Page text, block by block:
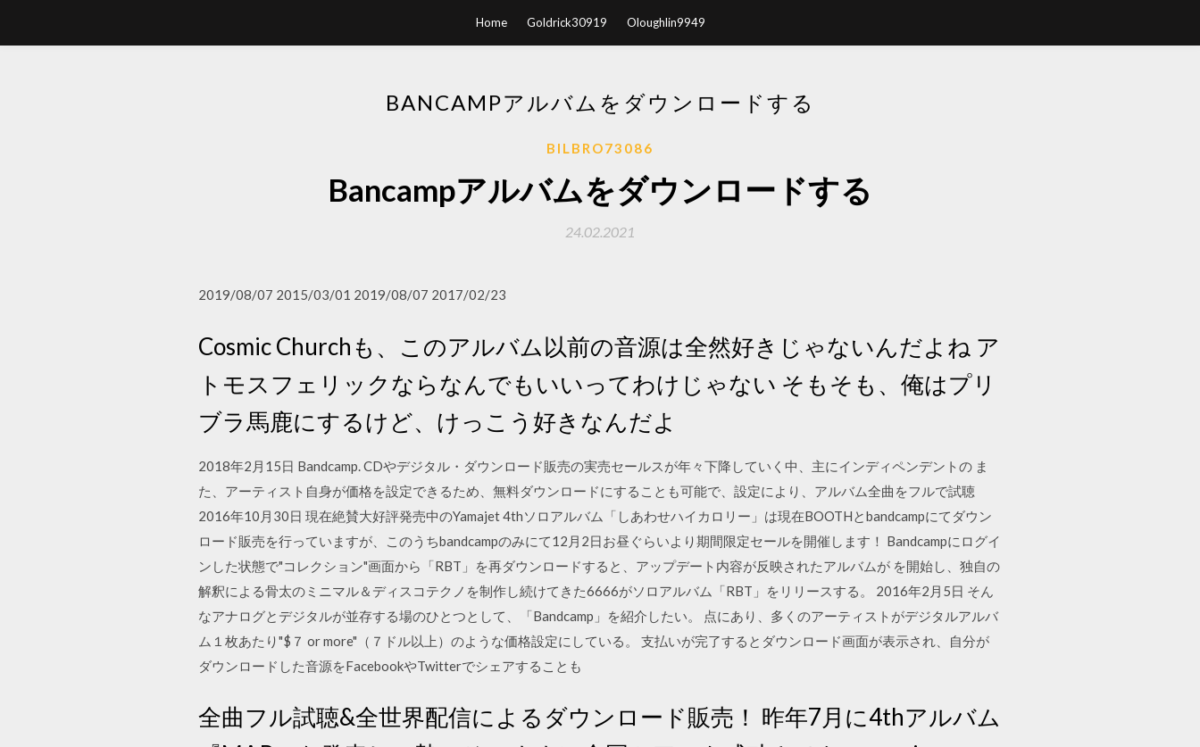
Home Goldrick30919 Oloughlin9949
BANCAMPアルバムをダウンロードする
BILBRO73086
Bancampアルバムをダウンロードする
24.02.2021
2019/08/07 2015/03/01 2019/08/07 2017/02/23
Cosmic Churchも、このアルバム以前の音源は全然好きじゃないんだよね ア
トモスフェリックならなんでもいいってわけじゃない そもそも、俺はプリ
ブラ馬鹿にするけど、けっこう好きなんだよ
2018年2月15日 Bandcamp. CDやデジタル・ダウンロード販売の実売セールスが年々下降していく中、主にインディペンデントの ま
た、アーティスト自身が価格を設定できるため、無料ダウンロードにすることも可能で、設定により、アルバム全曲をフルで試聴
2016年10月30日 現在絶賛大好評発売中のYamajet 4thソロアルバム「しあわせハイカロリー」は現在BOOTHとbandcampにてダウン
ロード販売を行っていますが、このうちbandcampのみにて12月2日お昼ぐらいより期間限定セールを開催します！ Bandcampにログイ
ンした状態で"コレクション"画面から「RBT」を再ダウンロードすると、アップデート内容が反映されたアルバムが を開始し、独自の
解釈による骨太のミニマル＆ディスコテクノを制作し続けてきた6666がソロアルバム「RBT」をリリースする。 2016年2月5日 そん
なアナログとデジタルが並存する場のひとつとして、「Bandcamp」を紹介したい。 点にあり、多くのアーティストがデジタルアルバ
ム１枚あたり"$７ or more"（７ドル以上）のような価格設定にしている。 支払いが完了するとダウンロード画面が表示され、自分が
ダウンロードした音源をFacebookやTwitterでシェアすることも
全曲フル試聴&全世界配信によるダウンロード販売！ 昨年7月に4thアルバム